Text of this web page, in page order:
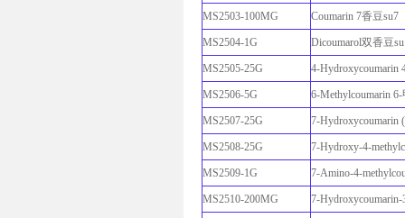
MS2503-100MG Coumarin 7香豆su7
MS2504-1G Dicoumarol双香豆su
MS2505-25G 4-Hydroxycoumarin
MS2506-5G 6-Methylcoumarin
MS2507-25G 7-Hydroxycoumarin
MS2508-25G 7-Hydroxy-4-
MS2509-1G 7-Amino-4-
MS2510-200MG 7-